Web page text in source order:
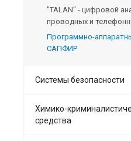
"TALAN" - цифровой
проводных и
Программно-
САПФИР
Системы безопасности
Химико-
средства